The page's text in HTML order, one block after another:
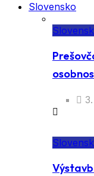
Slovensko